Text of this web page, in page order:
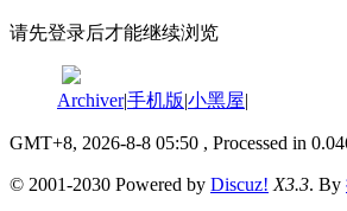
请先登录后才能继续浏览
Archiver|手机版|小黑屋|
GMT+8, 2026-8-8 05:50 , Processed in
© 2001-2030 Powered by Discuz! X3.3. By